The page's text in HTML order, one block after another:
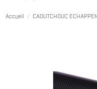
Accueil CAOUTCHOUC